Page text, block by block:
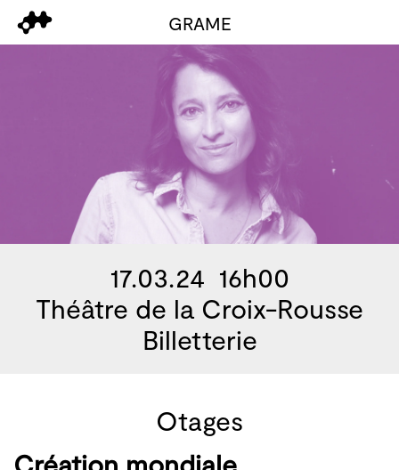
GRAME
17.03.24 16h00
Théâtre de la Croix-Rousse
Billetterie
Otages